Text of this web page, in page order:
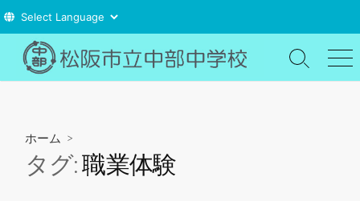
テ
検
索
メ
ニ
ホーム >
タグ:職業体験